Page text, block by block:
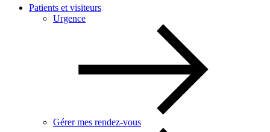
Patients et visiteurs
Urgence
Gérer mes rendez-vous